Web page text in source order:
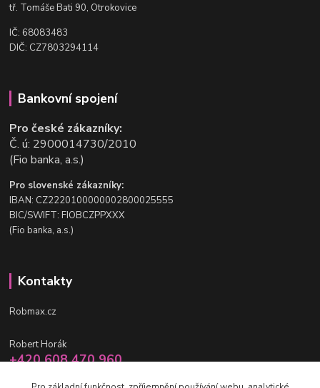
tř. Tomáše Bati 90, Otrokovice
IČ: 68083483
DIČ: CZ7803294114
Bankovní spojení
Pro české zákazníky:
Č. ú: 2900014730/2010
(Fio banka, a.s.)
Pro slovenské zákazníky:
IBAN: CZ2220100000002800025555
BIC/SWIFT: FIOBCZPPXXX
(Fio banka, a.s.)
Kontakty
Robmax.cz
Robert Horák
+420 608 470 960